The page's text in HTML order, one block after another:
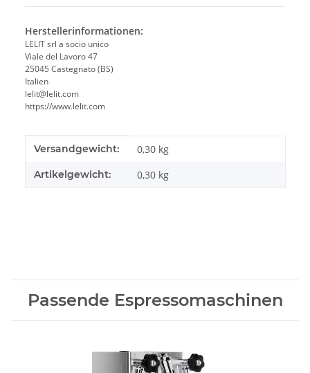
Herstellerinformationen:
LELIT srl a socio unico
Viale del Lavoro 47
25045 Castegnato (BS)
Italien
lelit@lelit.com
https://www.lelit.com
Produkteigenschaft
Wert
Versandgewicht: 0,30 kg
Artikelgewicht: 0,30 kg
Passende Espressomaschinen